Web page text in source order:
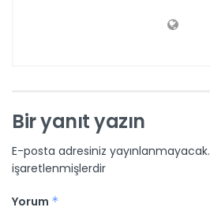
Bir yanıt yazın
E-posta adresiniz yayınlanmayacak.
işaretlenmişlerdir
Yorum *